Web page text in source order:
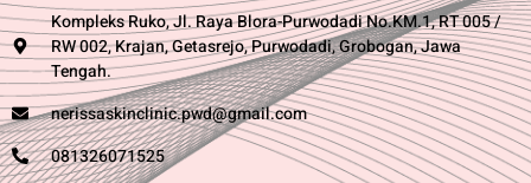
Kompleks Ruko, Jl. Raya Blora-Purwodadi No.KM.1, RT 005 /
RW 002, Krajan, Getasrejo, Purwodadi, Grobogan, Jawa
Tengah.
nerissaskinclinic.pwd@gmail.com
081326071525